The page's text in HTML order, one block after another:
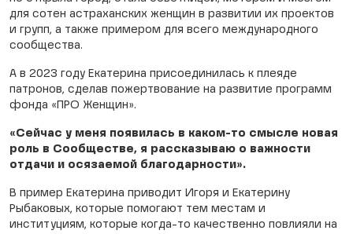
для сотен астраханских женщин в развитии их проектов
и групп, а также примером для всего международного
сообщества.
А в 2023 году Екатерина присоединилась к плеяде
патронов, сделав пожертвование на развитие программ
фонда «ПРО Женщин».
«Сейчас у меня появилась в каком-то смысле новая
роль в Сообществе, я рассказываю о важности
отдачи и осязаемой благодарности».
В пример Екатерина приводит Игоря и Екатерину
Рыбаковых, которые помогают тем местам и
институциям, которые когда-то качественно повлияли на